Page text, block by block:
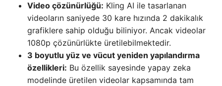
Video çözünürlüğü: Kling AI ile tasarlanan
videoların saniyede 30 kare hızında 2 dakikalık
grafiklere sahip olduğu biliniyor. Ancak videolar
1080p çözünürlükte üretilebilmektedir.
3 boyutlu yüz ve vücut yeniden yapılandırma
özellikleri: Bu özellik sayesinde yapay zeka
modelinde üretilen videolar kapsamında tam